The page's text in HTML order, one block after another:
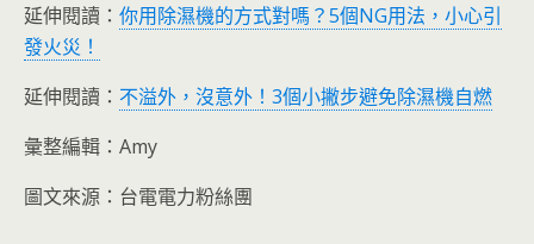
延伸閱讀： 你用除濕機的方式對嗎？5個NG用法，小心引
發火災！
延伸閱讀： 不溢外，沒意外！3個小撇步避免除濕機自燃
彙整編輯：Amy
圖文來源：台電電力粉絲團